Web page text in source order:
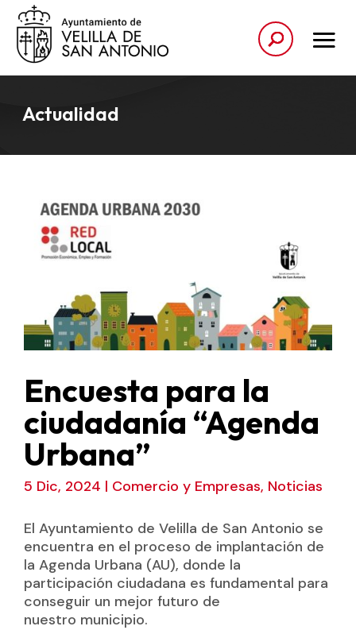
Actualidad
Encuesta para la
ciudadanía “Agenda
Urbana”
5 Dic, 2024 | Comercio y Empresas, Noticias
El Ayuntamiento de Velilla de San Antonio se
encuentra en el proceso de implantación de
la Agenda Urbana (AU), donde la
participación ciudadana es fundamental para
conseguir un mejor futuro de
nuestro municipio.